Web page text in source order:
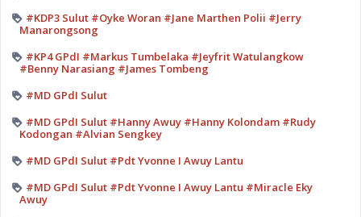
#KDP3 Sulut #Oyke Woran #Jane Marthen Polii #Jerry
Manarongsong
#KP4 GPdI #Markus Tumbelaka #Jeyfrit Watulangkow
#Benny Narasiang #James Tombeng
#MD GPdI Sulut
#MD GPdI Sulut #Hanny Awuy #Hanny Kolondam #Rudy
Kodongan #Alvian Sengkey
#MD GPdI Sulut #Pdt Yvonne I Awuy Lantu
#MD GPdI Sulut #Pdt Yvonne I Awuy Lantu #Miracle Eky
Awuy